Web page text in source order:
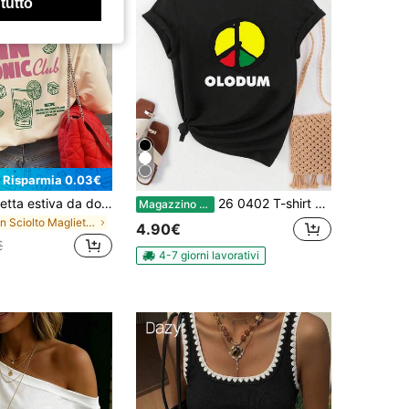
Risparmia 0.03€
1 pezzo Maglietta estiva da donna ampia a maniche corte, stampa bicchiere da cocktail Gin Tonic Club, cubetti di ghiaccio, fetta di lime, adatta per vacanze, ufficio, uscite, uso quotidiano, appuntamenti, feste, raduni, abbigliamento da strada. Maglietta da vacanza. Casual
in Sciolto Magliette casual basic
Magazzino EU 26 0402 T-shirt con stampa a blocchi di tre colori, scollo rotondo, maniche corte, elastica, comoda, elegante, versatile, casual, abiti da festival per donna, abbigliamento estivo,
4.90€
4-7 giorni lavorativi